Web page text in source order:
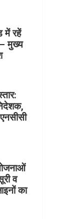
में रहें
मुख्य
व
का